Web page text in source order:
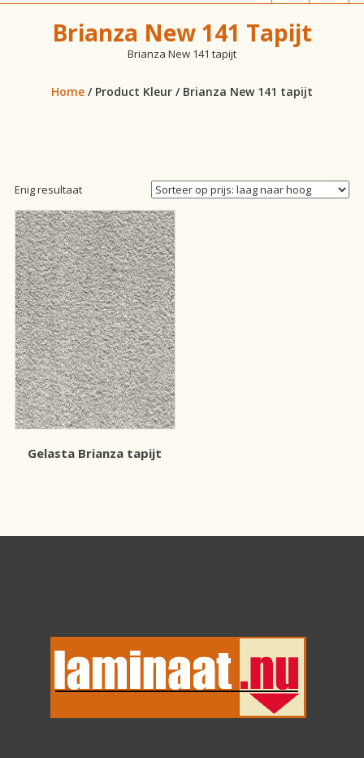
vloeren!
Brianza New 141 Tapijt
Brianza New 141 tapijt
Home/ Product Kleur / Brianza New 141 tapijt
Enig resultaat
Gelasta Brianza tapijt